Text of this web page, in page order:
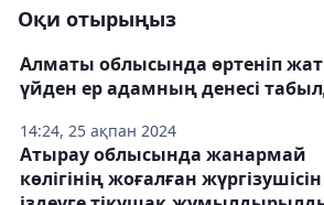
Оқи отырыңыз
14:24, 25 ақпан 2024
Алматы облысында өртеніп
үйден ер адамның денесі
Атырау облысында жанармай
көлігінің жоғалған жүргізушісін